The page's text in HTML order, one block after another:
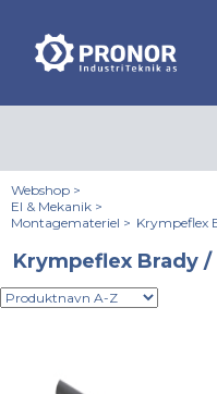
Webshop >
El & Mekanik >
Montagemateriel > Krympeflex
Krympeflex Brady